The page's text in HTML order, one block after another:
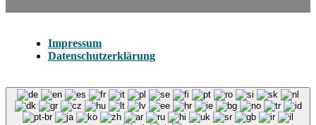
Impressum
Datenschutzerklärung